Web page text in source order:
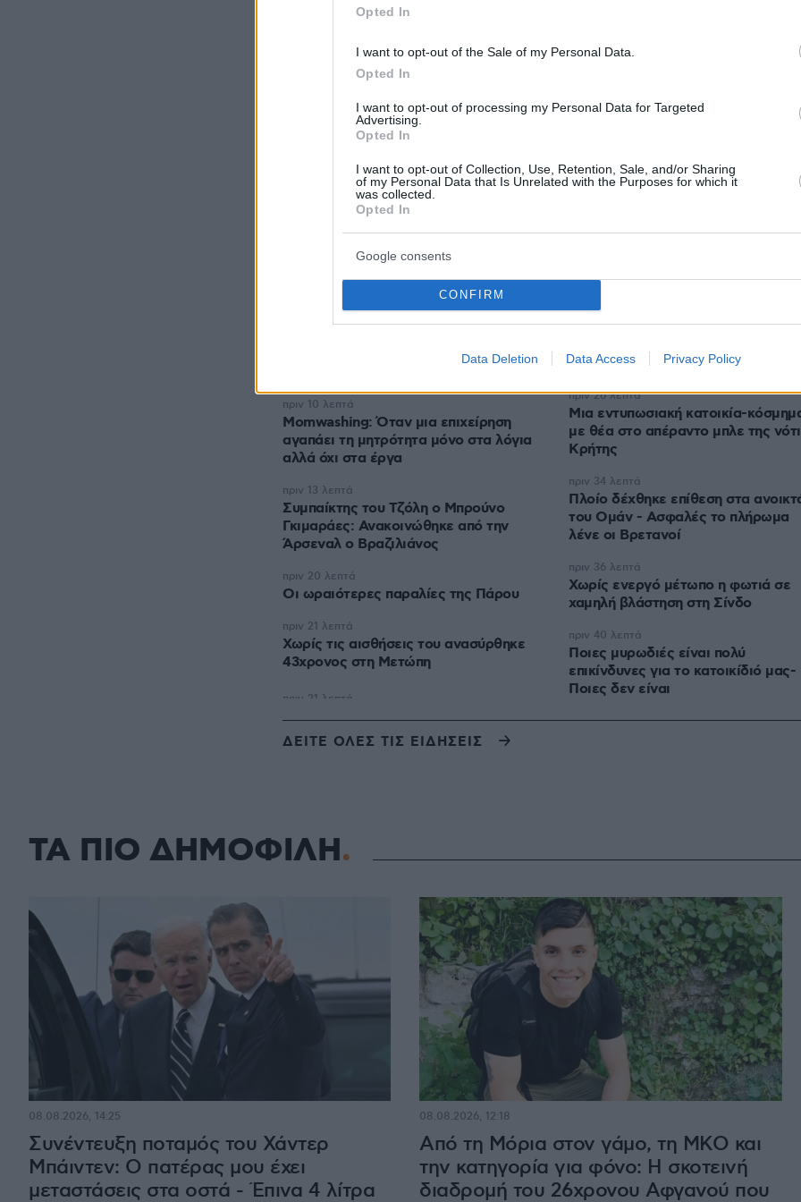
Opted In
I want to opt-out of the Sale of my Personal Data.
Opted In
I want to opt-out of processing my Personal Data for Targeted
Advertising.
Opted In
I want to opt-out of Collection, Use, Retention, Sale, and/or Sharing
of my Personal Data that Is Unrelated with the Purposes for which it
was collected.
Opted In
Google consents
CONFIRM
Data Deletion Data Access Privacy Policy
Ακολουθήστε τοprotothema.gr στο Google News
Δείτε όλες τις τελευταίες
ΡΟΗ ΕΙΔΗΣΕΩΝ
και το τηγάνισμα της μελιτζάνας,
Momwashing: Όταν μια επιχείρηση
αγαπάει τη μητρότητα μόνο στα λόγια
αλλά όχι στα έργα
πριν 10 λεπτά
Συμπαίκτης του Τζόλη ο Μπρούνο
Γκιμαράες: Ανακοινώθηκε από την
Άρσεναλ ο Βραζιλιάνος
πριν 13 λεπτά
Οι ωραιότερες παραλίες της Πάρου
πριν 20 λεπτά
Χωρίς τις αισθήσεις του ανασύρθηκε
43χρονος στη Μετώπη
πριν 21 λεπτά
Πολύ υψηλός κίνδυνος πυρκαγιάς
πέντε περιοχές της χώρας
πριν 21 λεπτά
Μια εντυπωσιακή κατοικία-
με θέα στο απέραντο μπλε της
Κρήτης
πριν 26 λεπτά
Πλοίο δέχθηκε επίθεση στα
του Ομάν - Ασφαλές το πλήρωμα
λένε οι Βρετανοί
πριν 34 λεπτά
Χωρίς ενεργό μέτωπο η φωτιά σε
χαμηλή βλάστηση στη Σίνδο
πριν 36 λεπτά
Ποιες μυρωδιές είναι πολύ
επικίνδυνες για το κατοικίδιό μας-
Ποιες δεν είναι
πριν 40 λεπτά
ΔΕΙΤΕ ΟΛΕΣ ΤΙΣ ΕΙΔΗΣΕΙΣ
ΤΑ ΠΙΟ ΔΗΜΟΦΙΛΗ
Συνέντευξη ποταμός του Χάντερ
Μπάιντεν: Ο πατέρας μου έχει
μεταστάσεις στα οστά - Έπινα 4 λίτρα
08.08.2026, 14:25
Από τη Μόρια στον γάμο, τη ΜΚΟ και
την κατηγορία για φόνο: Η σκοτεινή
διαδρομή του 26χρονου Αφγανού που
08.08.2026, 12:18